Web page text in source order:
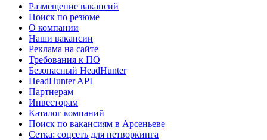
Размещение вакансий
Поиск по резюме
О компании
Наши вакансии
Реклама на сайте
Требования к ПО
Безопасный HeadHunter
HeadHunter API
Партнерам
Инвесторам
Каталог компаний
Поиск по вакансиям в Арсеньеве
Сетка: соцсеть для нетворкинга